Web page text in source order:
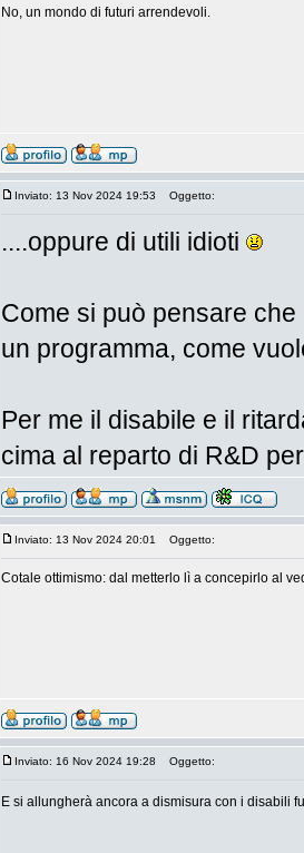
No, un mondo di futuri arrendevoli.
Inviato: 13 Nov 2024 19:53 Oggetto:
....oppure di utili idioti
Come si può pensare
un programma, come
Per me il disabile e il
cima al reparto di R&D
Inviato: 13 Nov 2024 20:01 Oggetto:
Cotale ottimismo: dal metterlo lì a concepirlo al
Inviato: 16 Nov 2024 19:28 Oggetto:
E si allungherà ancora a dismisura con i disabili